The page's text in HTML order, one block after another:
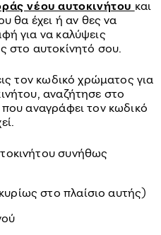
νέου αυτοκινήτου και
θα έχει ή αν θες να
για να καλύψεις
στο αυτοκίνητό σου.
τον κωδικό χρώματος για
αναζήτησε στο
αναγράφει τον κωδικό
συνήθως
στο πλαίσιο αυτής)